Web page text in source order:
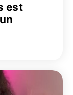
est